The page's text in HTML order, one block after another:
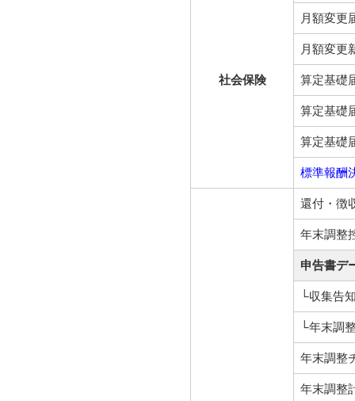
社会保険
月額変更
月額変更
算定基礎
算定基礎
算定基礎
標準報酬
還付・徴
年末調整
申告書デ
└収集告
└年末調
年末調整
年末調整